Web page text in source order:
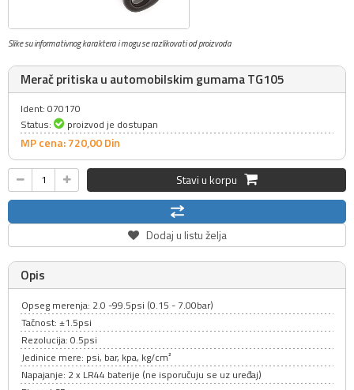
Slike su informativnog karaktera i mogu se razlikovati od proizvoda
Merač pritiska u automobilskim gumama TG105
Ident: 070170
Status:
proizvod je dostupan
MP cena: 720,00Din
Stavi u korpu
Dodaj u listu želja
Opis
Opseg merenja: 2.0 -99.5psi (0.15 - 7.00bar)
Tačnost: ±1.5psi
Rezolucija: 0.5psi
Jedinice mere: psi, bar, kpa, kg/cm²
Napajanje: 2 x LR44 baterije (ne isporučuju se uz uređaj)